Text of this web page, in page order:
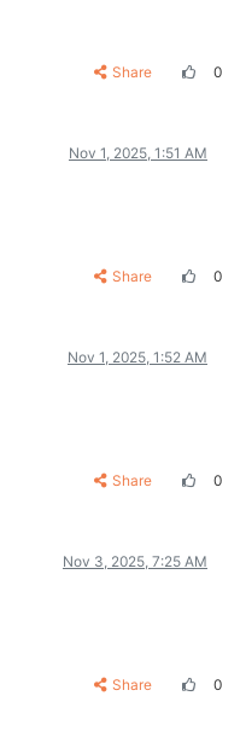
Share 0
Nov 1, 2025, 1:51 AM
Share 0
Nov 1, 2025, 1:52 AM
Share 0
Nov 3, 2025, 7:25 AM
Share 0